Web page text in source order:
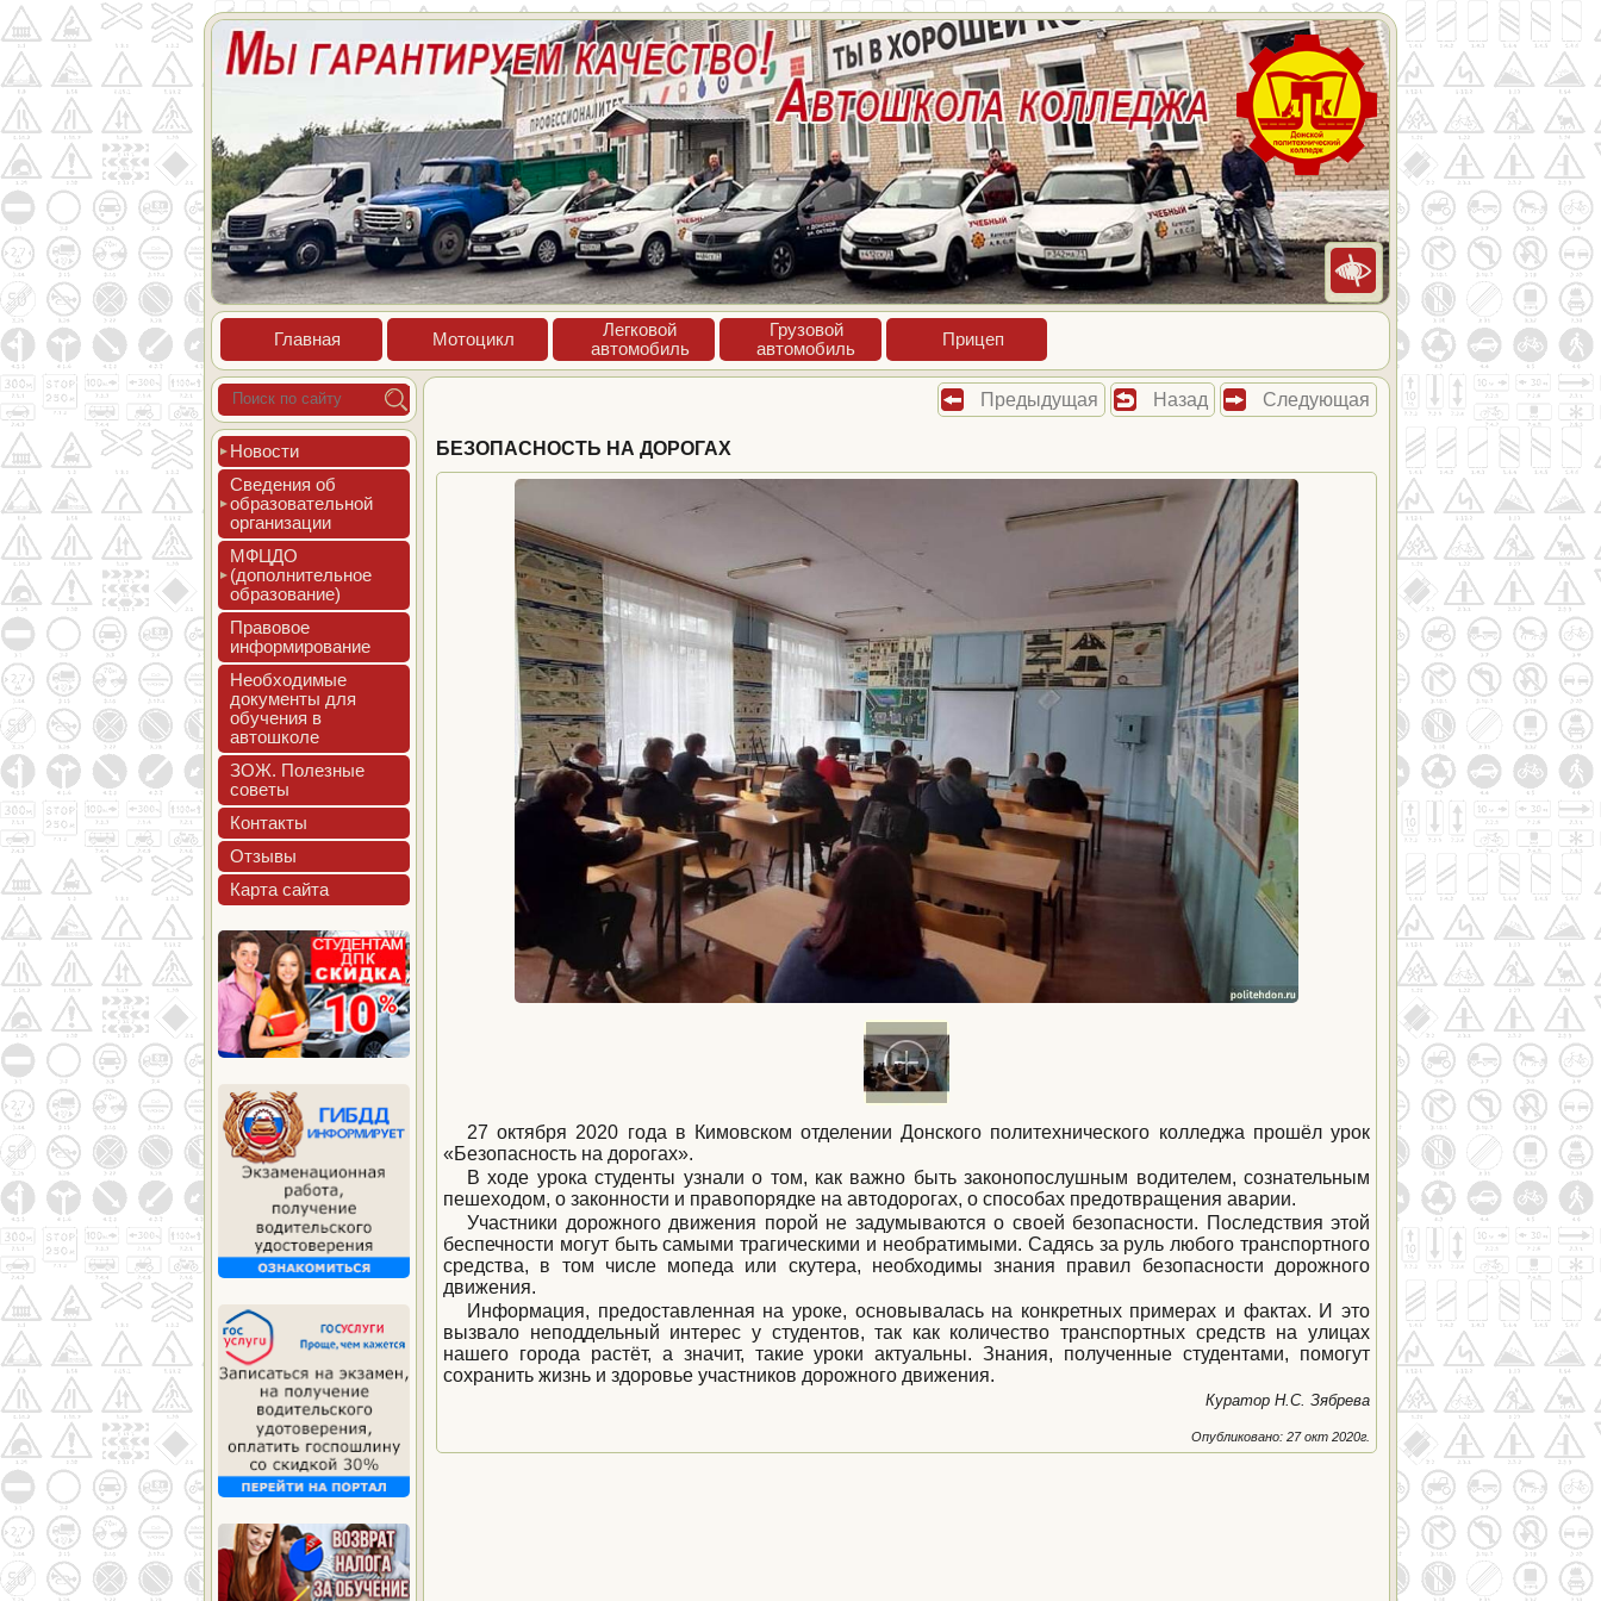
Глав­ная Мото­цикл
Лег­ко­вой
ав­то­мобиль
Гру­зовой
ав­то­мобиль
При­цеп
Новос­ти
Све­дения об
об­ра­зова­тель­ной
ор­га­низа­ции
МФЦДО
(до­пол­ни­тель­ное
об­ра­зова­ние)
Пра­вовое
ин­форми­рова­ние
Не­об­хо­димые
до­кумен­ты для
обу­чения в
ав­тошко­ле
ЗОЖ. Полез­ные
со­веты
Кон­такты
Отзы­вы
Кар­та сай­та
Предыдущая Назад Следующая
БЕЗОПАСНОСТЬ НА ДОРОГАХ
27 октября 2020 года в Кимовском отделении Донского политехнического колледжа прошёл урок
«Безопасность на дорогах».
В ходе урока студенты узнали о том, как важно быть законопослушным водителем, сознательным
пешеходом, о законности и правопорядке на автодорогах, о способах предотвращения аварии.
Участники дорожного движения порой не задумываются о своей безопасности. Последствия этой
беспечности могут быть самыми трагическими и необратимыми. Садясь за руль любого транспортного
средства, в том числе мопеда или скутера, необходимы знания правил безопасности дорожного
движения.
Информация, предоставленная на уроке, основывалась на конкретных примерах и фактах. И это
вызвало неподдельный интерес у студентов, так как количество транспортных средств на улицах
нашего города растёт, а значит, такие уроки актуальны. Знания, полученные студентами, помогут
сохранить жизнь и здоровье участников дорожного движения.
Куратор Н.С. Зябрева
Опубликовано: 27 окт 2020г.